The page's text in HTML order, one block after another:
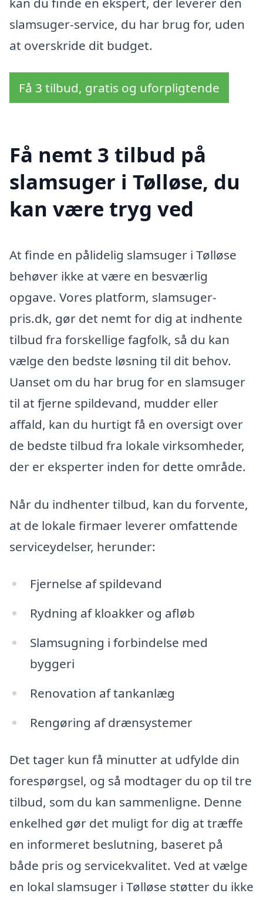
slamsuger-service, du har brug for, uden
at overskride dit budget.
Få 3 tilbud, gratis og uforpligtende
Få nemt 3 tilbud på
slamsuger i Tølløse, du
kan være tryg ved
At finde en pålidelig slamsuger i Tølløse
behøver ikke at være en besværlig
opgave. Vores platform, slamsuger-
pris.dk, gør det nemt for dig at indhente
tilbud fra forskellige fagfolk, så du kan
vælge den bedste løsning til dit behov.
Uanset om du har brug for en slamsuger
til at fjerne spildevand, mudder eller
affald, kan du hurtigt få en oversigt over
de bedste tilbud fra lokale virksomheder,
der er eksperter inden for dette område.
Når du indhenter tilbud, kan du forvente,
at de lokale firmaer leverer omfattende
serviceydelser, herunder:
Fjernelse af spildevand
Rydning af kloakker og afløb
Slamsugning i forbindelse med
byggeri
Renovation af tankanlæg
Rengøring af drænsystemer
Det tager kun få minutter at udfylde din
forespørgsel, og så modtager du op til tre
tilbud, som du kan sammenligne. Denne
enkelhed gør det muligt for dig at træffe
en informeret beslutning, baseret på
både pris og servicekvalitet. Ved at vælge
en lokal slamsuger i Tølløse støtter du ikke